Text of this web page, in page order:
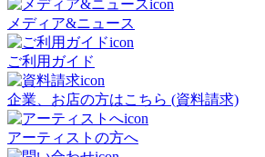
メディア&ニュース
ご利用ガイド
企業、お店の方はこちら (資料請求)
アーティストの方へ